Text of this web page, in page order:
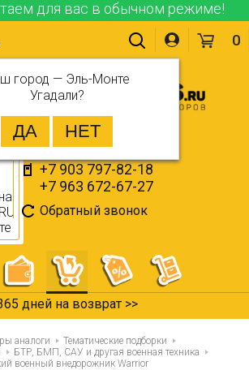
для вас в обычном режиме!
город — Эль-Монте
Угадали?
+7 903 797-82-18
+7 963 672-67-27
Обратный звонок
0
дней на возврат >>
аналоги
Тематические подборки
БТР, БМП, САУ и другая военная техника
военный внедорожник Warrior